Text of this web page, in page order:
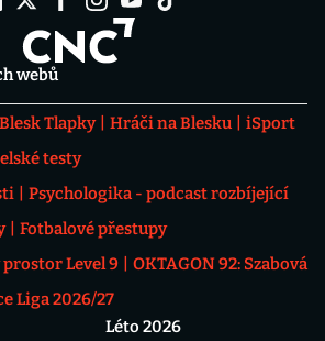
webů
Blesk Tlapky Hráči na Blesku
iSport
testy
Psychologika - podcast rozbíjející
Fotbalové přestupy
Level 9
OKTAGON 92: Szabová
Liga 2026/27
Léto 2026